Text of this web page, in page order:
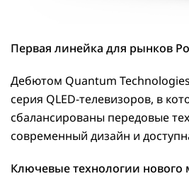
Первая линейка для рынков
Дебютом Quantum
серия QLED-телевизоров, в
сбалансированы передовые
современный дизайн и
Ключевые технологии нового